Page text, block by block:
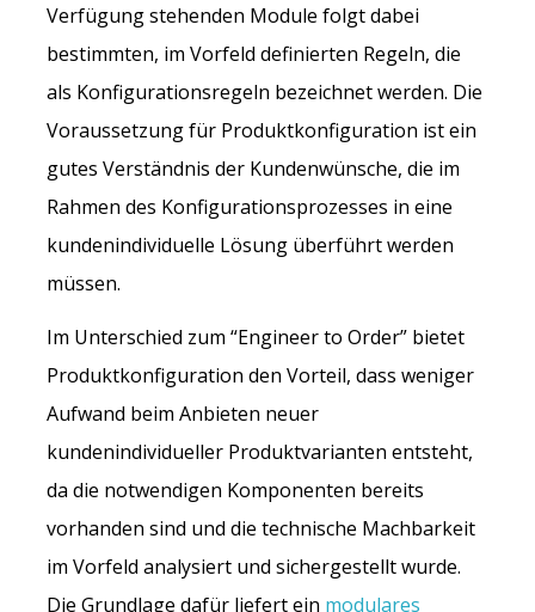
Verfügung stehenden Module folgt dabei
bestimmten, im Vorfeld definierten Regeln, die
als Konfigurationsregeln bezeichnet werden. Die
Voraussetzung für Produktkonfiguration ist ein
gutes Verständnis der Kundenwünsche, die im
Rahmen des Konfigurationsprozesses in eine
kundenindividuelle Lösung überführt werden
müssen.
Im Unterschied zum “Engineer to Order” bietet
Produktkonfiguration den Vorteil, dass weniger
Aufwand beim Anbieten neuer
kundenindividueller Produktvarianten entsteht,
da die notwendigen Komponenten bereits
vorhanden sind und die technische Machbarkeit
im Vorfeld analysiert und sichergestellt wurde.
Die Grundlage dafür liefert ein modulares